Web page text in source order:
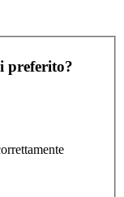
preferito?